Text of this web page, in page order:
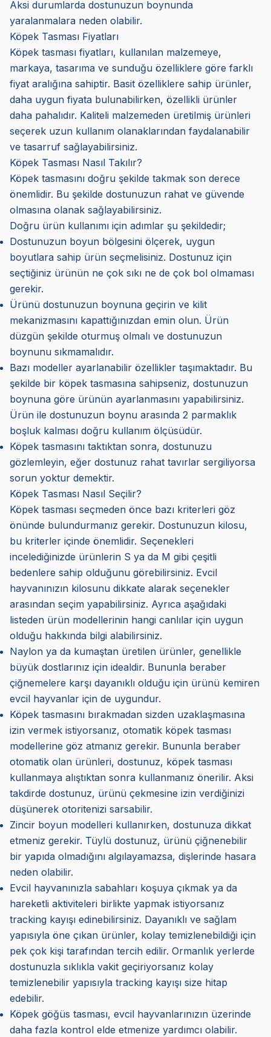
Aksi durumlarda dostunuzun boynunda
yaralanmalara neden olabilir.
Köpek Tasması Fiyatları
Köpek tasması fiyatları, kullanılan malzemeye,
markaya, tasarıma ve sunduğu özelliklere göre farklı
fiyat aralığına sahiptir. Basit özelliklere sahip ürünler,
daha uygun fiyata bulunabilirken, özellikli ürünler
daha pahalıdır. Kaliteli malzemeden üretilmiş ürünleri
seçerek uzun kullanım olanaklarından faydalanabilir
ve tasarruf sağlayabilirsiniz.
Köpek Tasması Nasıl Takılır?
Köpek tasmasını doğru şekilde takmak son derece
önemlidir. Bu şekilde dostunuzun rahat ve güvende
olmasına olanak sağlayabilirsiniz.
Doğru ürün kullanımı için adımlar şu şekildedir;
Dostunuzun boyun bölgesini ölçerek, uygun
boyutlara sahip ürün seçmelisiniz. Dostunuz için
seçtiğiniz ürünün ne çok sıkı ne de çok bol olmaması
gerekir.
Ürünü dostunuzun boynuna geçirin ve kilit
mekanizmasını kapattığınızdan emin olun. Ürün
düzgün şekilde oturmuş olmalı ve dostunuzun
boynunu sıkmamalıdır.
Bazı modeller ayarlanabilir özellikler taşımaktadır. Bu
şekilde bir köpek tasmasına sahipseniz, dostunuzun
boynuna göre ürünün ayarlanmasını yapabilirsiniz.
Ürün ile dostunuzun boynu arasında 2 parmaklık
boşluk kalması doğru kullanım ölçüsüdür.
Köpek tasmasını taktıktan sonra, dostunuzu
gözlemleyin, eğer dostunuz rahat tavırlar sergiliyorsa
sorun yoktur demektir.
Köpek Tasması Nasıl Seçilir?
Köpek tasması seçmeden önce bazı kriterleri göz
önünde bulundurmanız gerekir. Dostunuzun kilosu,
bu kriterler içinde önemlidir. Seçenekleri
incelediğinizde ürünlerin S ya da M gibi çeşitli
bedenlere sahip olduğunu görebilirsiniz. Evcil
hayvanınızın kilosunu dikkate alarak seçenekler
arasından seçim yapabilirsiniz. Ayrıca aşağıdaki
listeden ürün modellerinin hangi canlılar için uygun
olduğu hakkında bilgi alabilirsiniz.
Naylon ya da kumaştan üretilen ürünler, genellikle
büyük dostlarınız için idealdir. Bununla beraber
çiğnemelere karşı dayanıklı olduğu için ürünü kemiren
evcil hayvanlar için de uygundur.
Köpek tasmasını bırakmadan sizden uzaklaşmasına
izin vermek istiyorsanız, otomatik köpek tasması
modellerine göz atmanız gerekir. Bununla beraber
otomatik olan ürünleri, dostunuz, köpek tasması
kullanmaya alıştıktan sonra kullanmanız önerilir. Aksi
takdirde dostunuz, ürünü çekmesine izin verdiğinizi
düşünerek otoritenizi sarsabilir.
Zincir boyun modelleri kullanırken, dostunuza dikkat
etmeniz gerekir. Tüylü dostunuz, ürünü çiğnenebilir
bir yapıda olmadığını algılayamazsa, dişlerinde hasara
neden olabilir.
Evcil hayvanınızla sabahları koşuya çıkmak ya da
hareketli aktiviteleri birlikte yapmak istiyorsanız
tracking kayışı edinebilirsiniz. Dayanıklı ve sağlam
yapısıyla öne çıkan ürünler, kolay temizlenebildiği için
pek çok kişi tarafından tercih edilir. Ormanlık yerlerde
dostunuzla sıklıkla vakit geçiriyorsanız kolay
temizlenebilir yapısıyla tracking kayışı size hitap
edebilir.
Köpek göğüs tasması, evcil hayvanlarınızın üzerinde
daha fazla kontrol elde etmenize yardımcı olabilir.